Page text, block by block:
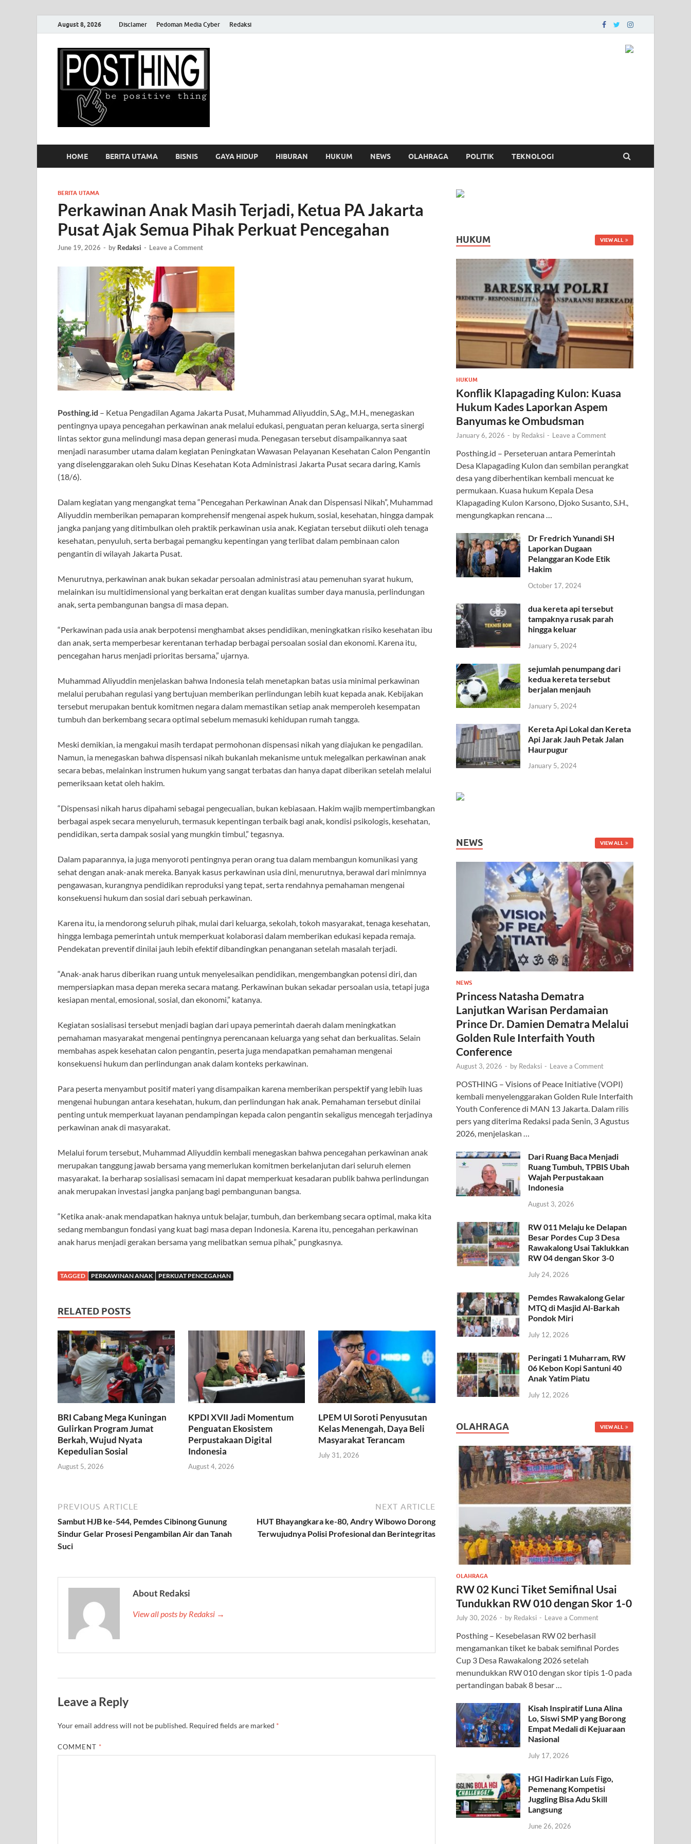
August 8, 2026 Disclamer Pedoman Media Cyber Redaksi
HOME BERITA UTAMA BISNIS GAYA HIDUP HIBURAN HUKUM NEWS OLAHRAGA POLITIK TEKNOLOGI
BERITA UTAMA
Perkawinan Anak Masih Terjadi, Ketua PA Jakarta
Pusat Ajak Semua Pihak Perkuat Pencegahan
June 19, 2026 - by Redaksi - Leave a Comment
Posthing.id – Ketua Pengadilan Agama Jakarta Pusat, Muhammad Aliyuddin, S.Ag., M.H., menegaskan
pentingnya upaya pencegahan perkawinan anak melalui edukasi, penguatan peran keluarga, serta sinergi
lintas sektor guna melindungi masa depan generasi muda. Penegasan tersebut disampaikannya saat
menjadi narasumber utama dalam kegiatan Peningkatan Wawasan Pelayanan Kesehatan Calon Pengantin
yang diselenggarakan oleh Suku Dinas Kesehatan Kota Administrasi Jakarta Pusat secara daring, Kamis
(18/6).
Dalam kegiatan yang mengangkat tema “Pencegahan Perkawinan Anak dan Dispensasi Nikah”, Muhammad
Aliyuddin memberikan pemaparan komprehensif mengenai aspek hukum, sosial, kesehatan, hingga dampak
jangka panjang yang ditimbulkan oleh praktik perkawinan usia anak. Kegiatan tersebut diikuti oleh tenaga
kesehatan, penyuluh, serta berbagai pemangku kepentingan yang terlibat dalam pembinaan calon
pengantin di wilayah Jakarta Pusat.
Menurutnya, perkawinan anak bukan sekadar persoalan administrasi atau pemenuhan syarat hukum,
melainkan isu multidimensional yang berkaitan erat dengan kualitas sumber daya manusia, perlindungan
anak, serta pembangunan bangsa di masa depan.
“Perkawinan pada usia anak berpotensi menghambat akses pendidikan, meningkatkan risiko kesehatan ibu
dan anak, serta memperbesar kerentanan terhadap berbagai persoalan sosial dan ekonomi. Karena itu,
pencegahan harus menjadi prioritas bersama,” ujarnya.
Muhammad Aliyuddin menjelaskan bahwa Indonesia telah menetapkan batas usia minimal perkawinan
melalui perubahan regulasi yang bertujuan memberikan perlindungan lebih kuat kepada anak. Kebijakan
tersebut merupakan bentuk komitmen negara dalam memastikan setiap anak memperoleh kesempatan
tumbuh dan berkembang secara optimal sebelum memasuki kehidupan rumah tangga.
Meski demikian, ia mengakui masih terdapat permohonan dispensasi nikah yang diajukan ke pengadilan.
Namun, ia menegaskan bahwa dispensasi nikah bukanlah mekanisme untuk melegalkan perkawinan anak
secara bebas, melainkan instrumen hukum yang sangat terbatas dan hanya dapat diberikan setelah melalui
pemeriksaan ketat oleh hakim.
“Dispensasi nikah harus dipahami sebagai pengecualian, bukan kebiasaan. Hakim wajib mempertimbangkan
berbagai aspek secara menyeluruh, termasuk kepentingan terbaik bagi anak, kondisi psikologis, kesehatan,
pendidikan, serta dampak sosial yang mungkin timbul,” tegasnya.
Dalam paparannya, ia juga menyoroti pentingnya peran orang tua dalam membangun komunikasi yang
sehat dengan anak-anak mereka. Banyak kasus perkawinan usia dini, menurutnya, berawal dari minimnya
pengawasan, kurangnya pendidikan reproduksi yang tepat, serta rendahnya pemahaman mengenai
konsekuensi hukum dan sosial dari sebuah perkawinan.
Karena itu, ia mendorong seluruh pihak, mulai dari keluarga, sekolah, tokoh masyarakat, tenaga kesehatan,
hingga lembaga pemerintah untuk memperkuat kolaborasi dalam memberikan edukasi kepada remaja.
Pendekatan preventif dinilai jauh lebih efektif dibandingkan penanganan setelah masalah terjadi.
“Anak-anak harus diberikan ruang untuk menyelesaikan pendidikan, mengembangkan potensi diri, dan
mempersiapkan masa depan mereka secara matang. Perkawinan bukan sekadar persoalan usia, tetapi juga
kesiapan mental, emosional, sosial, dan ekonomi,” katanya.
Kegiatan sosialisasi tersebut menjadi bagian dari upaya pemerintah daerah dalam meningkatkan
pemahaman masyarakat mengenai pentingnya perencanaan keluarga yang sehat dan berkualitas. Selain
membahas aspek kesehatan calon pengantin, peserta juga mendapatkan pemahaman mengenai
konsekuensi hukum dan perlindungan anak dalam konteks perkawinan.
Para peserta menyambut positif materi yang disampaikan karena memberikan perspektif yang lebih luas
mengenai hubungan antara kesehatan, hukum, dan perlindungan hak anak. Pemahaman tersebut dinilai
penting untuk memperkuat layanan pendampingan kepada calon pengantin sekaligus mencegah terjadinya
perkawinan anak di masyarakat.
Melalui forum tersebut, Muhammad Aliyuddin kembali menegaskan bahwa pencegahan perkawinan anak
merupakan tanggung jawab bersama yang memerlukan komitmen berkelanjutan dari seluruh elemen
masyarakat. Ia berharap sosialisasi semacam ini dapat memperkuat kesadaran publik bahwa perlindungan
anak merupakan investasi jangka panjang bagi pembangunan bangsa.
“Ketika anak-anak mendapatkan haknya untuk belajar, tumbuh, dan berkembang secara optimal, maka kita
sedang membangun fondasi yang kuat bagi masa depan Indonesia. Karena itu, pencegahan perkawinan
anak harus menjadi gerakan bersama yang melibatkan semua pihak,” pungkasnya.
TAGGED PERKAWINAN ANAK PERKUAT PENCEGAHAN
RELATED POSTS
BRI Cabang Mega Kuningan
Gulirkan Program Jumat
Berkah, Wujud Nyata
Kepedulian Sosial
August 5, 2026
KPDI XVII Jadi Momentum
Penguatan Ekosistem
Perpustakaan Digital
Indonesia
August 4, 2026
LPEM UI Soroti Penyusutan
Kelas Menengah, Daya Beli
Masyarakat Terancam
July 31, 2026
PREVIOUS ARTICLE
Sambut HJB ke-544, Pemdes Cibinong Gunung
Sindur Gelar Prosesi Pengambilan Air dan Tanah
Suci
NEXT ARTICLE
HUT Bhayangkara ke-80, Andry Wibowo Dorong
Terwujudnya Polisi Profesional dan Berintegritas
About Redaksi
View all posts by Redaksi →
Leave a Reply
Your email address will not be published. Required fields are marked *
COMMENT *
HUKUM VIEW ALL
HUKUM
Konflik Klapagading Kulon: Kuasa
Hukum Kades Laporkan Aspem
Banyumas ke Ombudsman
January 6, 2026 - by Redaksi - Leave a Comment
Posthing.id – Perseteruan antara Pemerintah
Desa Klapagading Kulon dan sembilan perangkat
desa yang diberhentikan kembali mencuat ke
permukaan. Kuasa hukum Kepala Desa
Klapagading Kulon Karsono, Djoko Susanto, S.H.,
mengungkapkan rencana …
Dr Fredrich Yunandi SH
Laporkan Dugaan
Pelanggaran Kode Etik
Hakim
October 17, 2024
dua kereta api tersebut
tampaknya rusak parah
hingga keluar
January 5, 2024
sejumlah penumpang dari
kedua kereta tersebut
berjalan menjauh
January 5, 2024
Kereta Api Lokal dan Kereta
Api Jarak Jauh Petak Jalan
Haurpugur
January 5, 2024
NEWS VIEW ALL
NEWS
Princess Natasha Dematra
Lanjutkan Warisan Perdamaian
Prince Dr. Damien Dematra Melalui
Golden Rule Interfaith Youth
Conference
August 3, 2026 - by Redaksi - Leave a Comment
POSTHING – Visions of Peace Initiative (VOPI)
kembali menyelenggarakan Golden Rule Interfaith
Youth Conference di MAN 13 Jakarta. Dalam rilis
pers yang diterima Redaksi pada Senin, 3 Agustus
2026, menjelaskan …
Dari Ruang Baca Menjadi
Ruang Tumbuh, TPBIS Ubah
Wajah Perpustakaan
Indonesia
August 3, 2026
RW 011 Melaju ke Delapan
Besar Pordes Cup 3 Desa
Rawakalong Usai Taklukkan
RW 04 dengan Skor 3-0
July 24, 2026
Pemdes Rawakalong Gelar
MTQ di Masjid Al-Barkah
Pondok Miri
July 12, 2026
Peringati 1 Muharram, RW
06 Kebon Kopi Santuni 40
Anak Yatim Piatu
July 12, 2026
OLAHRAGA VIEW ALL
OLAHRAGA
RW 02 Kunci Tiket Semifinal Usai
Tundukkan RW 010 dengan Skor 1-0
July 30, 2026 - by Redaksi - Leave a Comment
Posthing – Kesebelasan RW 02 berhasil
mengamankan tiket ke babak semifinal Pordes
Cup 3 Desa Rawakalong 2026 setelah
menundukkan RW 010 dengan skor tipis 1-0 pada
pertandingan babak 8 besar …
Kisah Inspiratif Luna Alina
Lo, Siswi SMP yang Borong
Empat Medali di Kejuaraan
Nasional
July 17, 2026
HGI Hadirkan Luís Figo,
Pemenang Kompetisi
Juggling Bisa Adu Skill
Langsung
June 26, 2026